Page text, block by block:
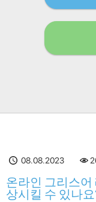
08.08.2023
온라인 그리스
상시킬 수 있나